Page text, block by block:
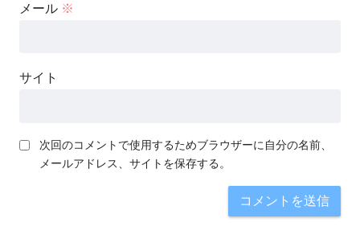
メール ※
サイト
次回のコメントで使用するためブラウザーに自分の名前、
メールアドレス、サイトを保存する。